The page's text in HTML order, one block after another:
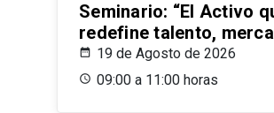
Seminario: “El Activo
redefine talento,
19 de Agosto de 2026
09:00 a 11:00 horas